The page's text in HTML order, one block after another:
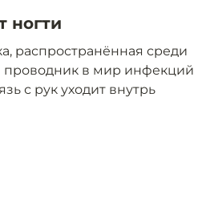
ногти
распространённая среди
проводник в мир инфекций
с рук уходит внутрь